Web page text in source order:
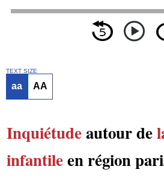
TEXT SIZE
aa AA
Inquiétudeautour de
infantileen région